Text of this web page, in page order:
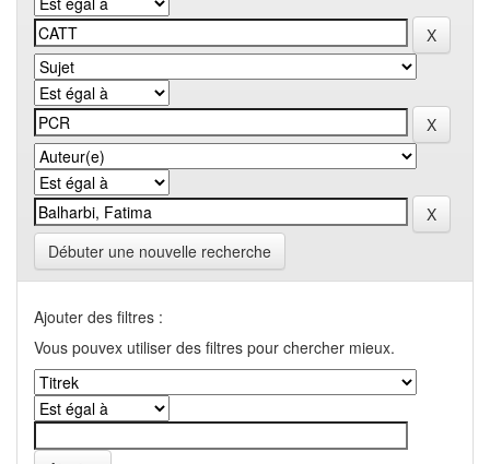
Débuter une nouvelle recherche
Ajouter des filtres :
Vous pouvex utiliser des filtres pour chercher mieux.